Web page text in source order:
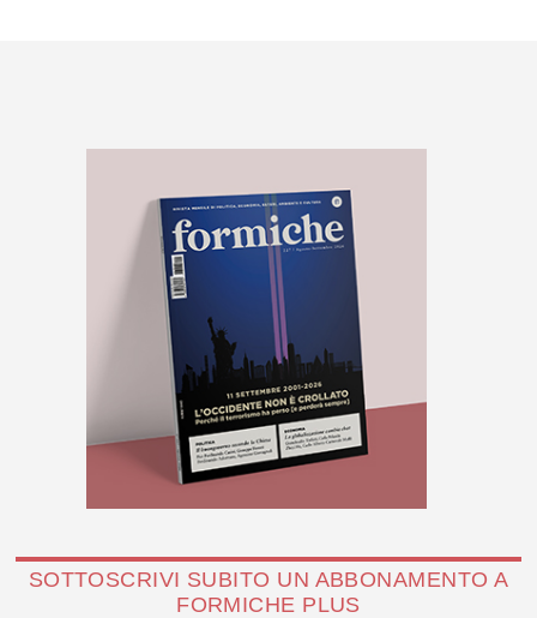
SOTTOSCRIVI SUBITO UN ABBONAMENTO A
FORMICHE PLUS